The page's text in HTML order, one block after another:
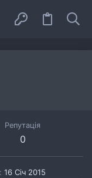
Репутація
0
16 Січ 2015